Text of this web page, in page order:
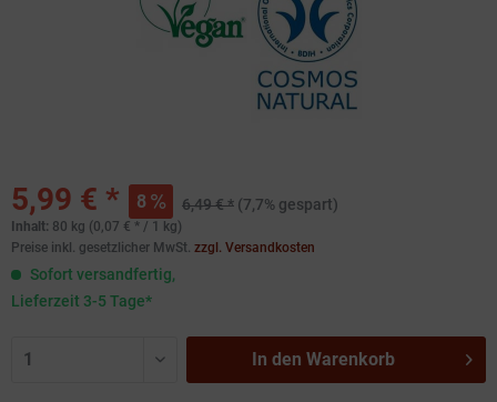
5,99 € * 8 6,49 € * (7,7% gespart)
Inhalt: 80 kg (0,07 € * / 1 kg)
Preise inkl. gesetzlicher MwSt. zzgl. Versandkosten
Sofort versandfertig,
Lieferzeit 3-5 Tage*
In den Warenkorb